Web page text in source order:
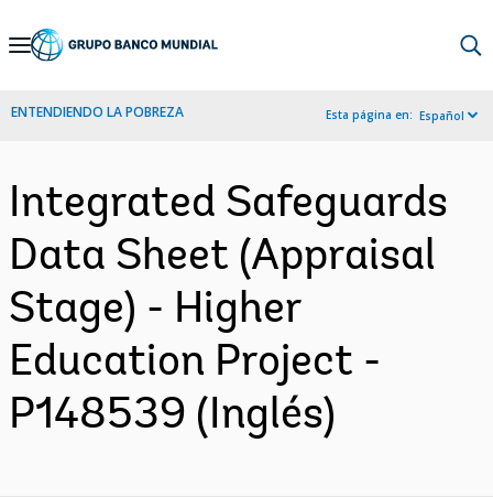
Skip
Navigation
ENTENDIENDO LA POBREZA Esta página en: Español
Integrated Safeguards
Data Sheet (Appraisal
Stage) - Higher
Education Project -
P148539 (Inglés)